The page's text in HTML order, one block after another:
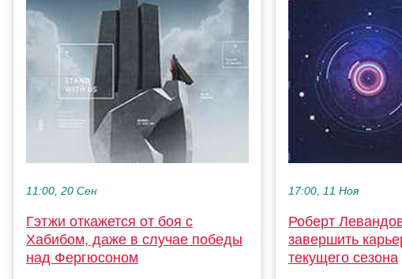
11:00, 20 Сен
Гэтжи откажется от боя с
Хабибом, даже в случае победы
над Фергюсоном
17:00, 11 Ноя
Роберт
завершить
текущего сезона